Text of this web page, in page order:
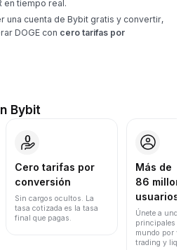
en tiempo real.
una cuenta de Bybit gratis y convertir,
DOGE con cero tarifas por
Bybit
Cero tarifas por
conversión
Sin cargos ocultos. La
tasa cotizada es la tasa
final que pagas.
Más de
86
usuarios
Únete a uno
principales
mundo por
trading y